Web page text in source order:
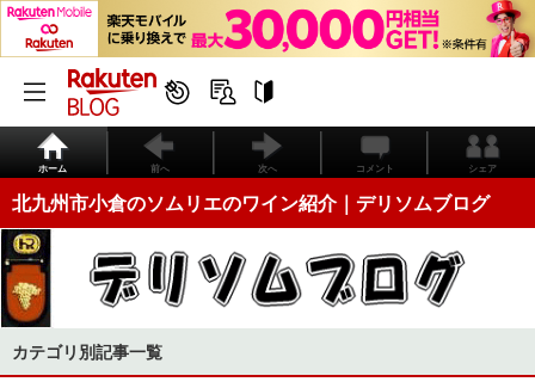
ホーム 前へ 次へ コメント シェア
北九州市小倉のソムリエのワイン紹介｜デリソムブログ
カテゴリ別記事一覧